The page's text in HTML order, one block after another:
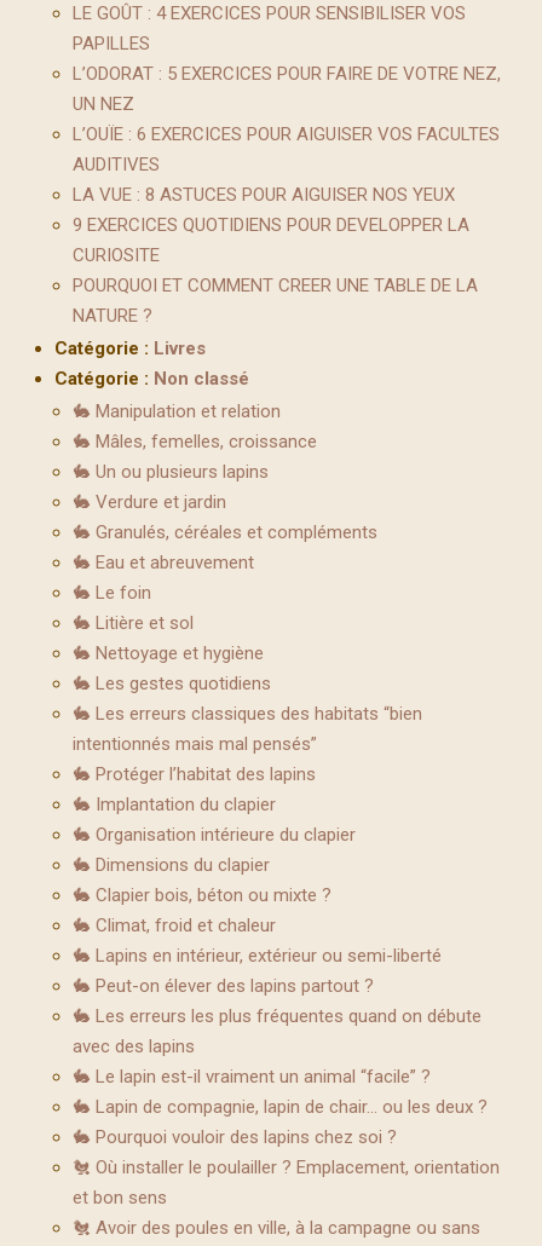
LE GOÛT : 4 EXERCICES POUR SENSIBILISER VOS
PAPILLES
L’ODORAT : 5 EXERCICES POUR FAIRE DE VOTRE NEZ,
UN NEZ
L’OUÏE : 6 EXERCICES POUR AIGUISER VOS FACULTES
AUDITIVES
LA VUE : 8 ASTUCES POUR AIGUISER NOS YEUX
9 EXERCICES QUOTIDIENS POUR DEVELOPPER LA
CURIOSITE
POURQUOI ET COMMENT CREER UNE TABLE DE LA
NATURE ?
Catégorie : Livres
Catégorie : Non classé
🐇 Manipulation et relation
🐇 Mâles, femelles, croissance
🐇 Un ou plusieurs lapins
🐇 Verdure et jardin
🐇 Granulés, céréales et compléments
🐇 Eau et abreuvement
🐇 Le foin
🐇 Litière et sol
🐇 Nettoyage et hygiène
🐇 Les gestes quotidiens
🐇 Les erreurs classiques des habitats “bien
intentionnés mais mal pensés”
🐇 Protéger l’habitat des lapins
🐇 Implantation du clapier
🐇 Organisation intérieure du clapier
🐇 Dimensions du clapier
🐇 Clapier bois, béton ou mixte ?
🐇 Climat, froid et chaleur
🐇 Lapins en intérieur, extérieur ou semi-liberté
🐇 Peut-on élever des lapins partout ?
🐇 Les erreurs les plus fréquentes quand on débute
avec des lapins
🐇 Le lapin est-il vraiment un animal “facile” ?
🐇 Lapin de compagnie, lapin de chair… ou les deux ?
🐇 Pourquoi vouloir des lapins chez soi ?
🐔 Où installer le poulailler ? Emplacement, orientation
et bon sens
🐔 Avoir des poules en ville, à la campagne ou sans